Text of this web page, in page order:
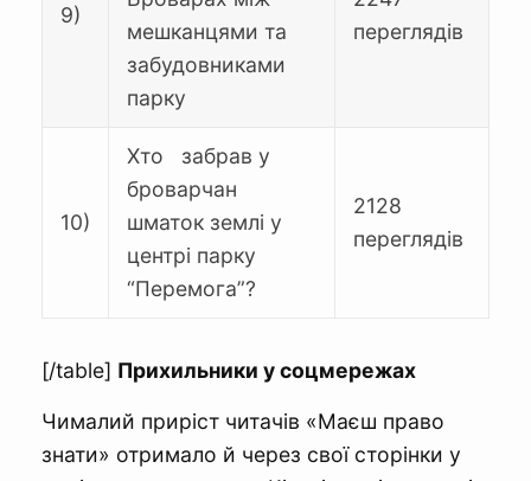
9)
мешканцями та
забудовниками
парку
переглядів
10)
Хто забрав у
броварчан
шматок землі у
центрі парку
“Перемога”?
2128
переглядів
[/table] Прихильники у соцмережах
Чималий приріст читачів «Маєш право
знати» отримало й через свої сторінки у